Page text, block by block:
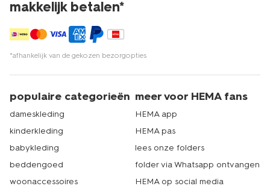
makkelijk betalen*
*afhankelijk van de gekozen bezorgopties
populaire categorieën
dameskleding
kinderkleding
babykleding
beddengoed
woonaccessoires
meer voor HEMA fans
HEMA app
HEMA pas
lees onze folders
folder via Whatsapp ontvangen
HEMA op social media